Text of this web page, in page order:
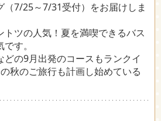
（7/25～7/31受付）をお届けしま
ツの人気！夏を満喫できるバス
す。
どの9月出発のコースもランクイ
秋のご旅行も計画し始めている